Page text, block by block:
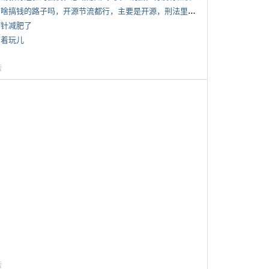
*
有啥搞钱的路子吗，开源节流都行，主要是开源，刑法里的咱不做
减肥了
玩儿